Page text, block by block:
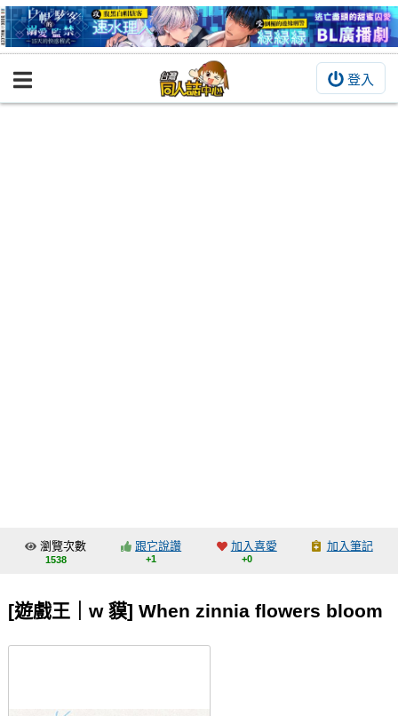
登入
BOOKY書集倉庫
交流中心
會員功能選單
瀏覽次數
1538
跟它說讚
+1
加入喜愛
+0
加入筆記
[遊戲王｜w 貘] When zinnia flowers bloom